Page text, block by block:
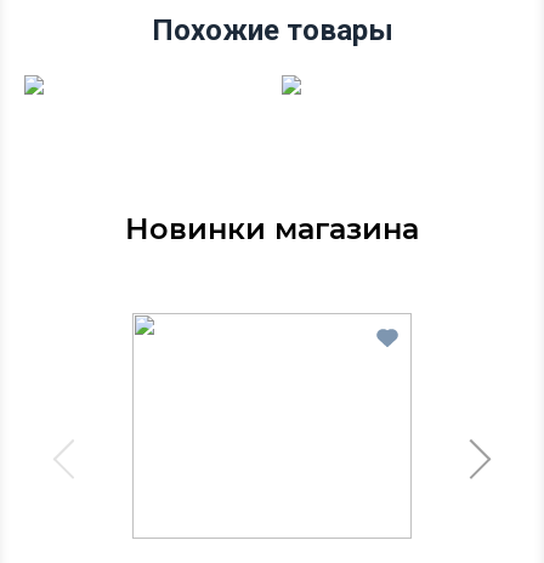
Похожие товары
Новинки магазина